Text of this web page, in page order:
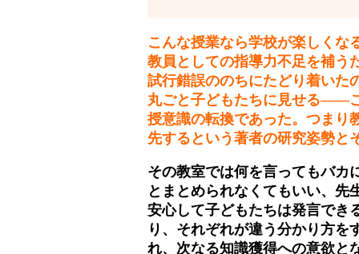
こんな授業なら学校が楽しくな
教員としての指導力不足を補う
試行錯誤ののちにたどり着い
丸ごと子どもたちに見せる――
授意識の転換であった。つまり
先するという著者の研究姿勢と
その教室では何を言ってもバカ
とまとめられなくてもいい、先
安心して子どもたちは発言でき
り、それぞれが違う分かり方を
れ、次なる知識獲得への意欲と